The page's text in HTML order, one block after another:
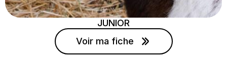
JUNIOR
Voir ma fiche